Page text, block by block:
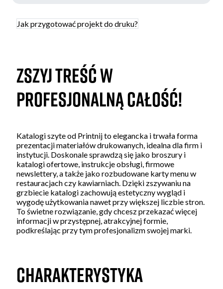
Jak przygotować projekt do druku?
Zszyj treść w
profesjonalną całość!
Katalogi szyte od Printnij to elegancka i trwała forma
prezentacji materiałów drukowanych, idealna dla firm i
instytucji. Doskonale sprawdzą się jako broszury i
katalogi ofertowe, instrukcje obsługi, firmowe
newslettery, a także jako rozbudowane karty menu w
restauracjach czy kawiarniach. Dzięki zszywaniu na
grzbiecie katalogi zachowują estetyczny wygląd i
wygodę użytkowania nawet przy większej liczbie stron.
To świetne rozwiązanie, gdy chcesz przekazać więcej
informacji w przystępnej, atrakcyjnej formie,
podkreślając przy tym profesjonalizm swojej marki.
CHARAKTERYSTYKA